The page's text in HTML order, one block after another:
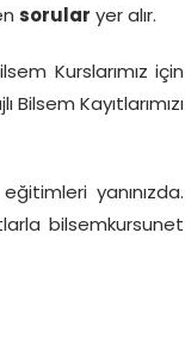
sorular yer alır.
Kurslarımız için
Kayıtlarımızı
yanınızda.
bilsemkursunet